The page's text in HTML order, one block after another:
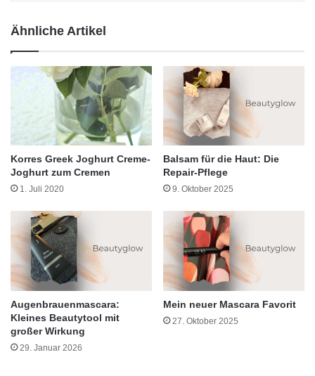
Ähnliche Artikel
Korres Greek Joghurt Creme-
Joghurt zum Cremen
1. Juli 2020
Balsam für die Haut: Die
Repair-Pflege
9. Oktober 2025
Augenbrauenmascara:
Kleines Beautytool mit
großer Wirkung
29. Januar 2026
Mein neuer Mascara Favorit
27. Oktober 2025